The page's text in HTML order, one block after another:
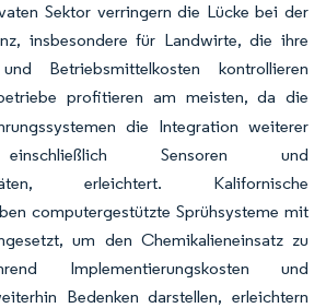
Sektor verringern die Lücke bei der
insbesondere für Landwirte, die ihre
Betriebsmittelkosten kontrollieren
profitieren am meisten, da die
die Integration weiterer
einschließlich Sensoren und
erleichtert. Kalifornische
computergestützte Sprühsysteme mit
um den Chemikalieneinsatz zu
Implementierungskosten und
Bedenken darstellen, erleichtern